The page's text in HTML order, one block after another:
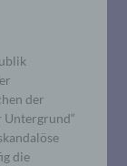
der
die